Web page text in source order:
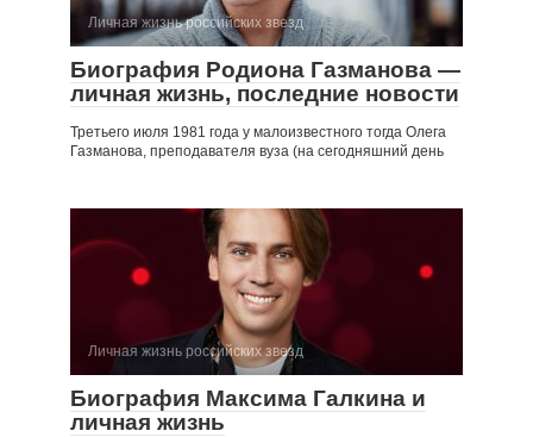
Личная жизнь российских звезд
Биография Родиона Газманова —
личная жизнь, последние новости
Третьего июля 1981 года у малоизвестного тогда Олега
Газманова, преподавателя вуза (на сегодняшний день
Личная жизнь российских звезд
Биография Максима Галкина и
личная жизнь